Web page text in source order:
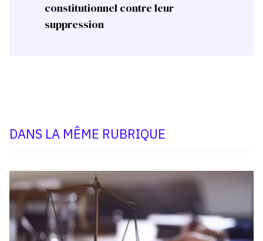
constitutionnel contre leur
suppression
DANS LA MÊME RUBRIQUE